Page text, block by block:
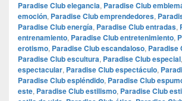
Paradise Club elegancia, Paradise Club
emoción, Paradise Club emprendedores,
Paradise Club energía, Paradise Club entradas,
entrenamiento, Paradise Club entretenimiento,
erotismo, Paradise Club escandaloso, Paradise
Paradise Club escultura, Paradise Club especial,
espectacular, Paradise Club espectáculo,
Paradise Club espléndido, Paradise Club
este, Paradise Club estilismo, Paradise Club